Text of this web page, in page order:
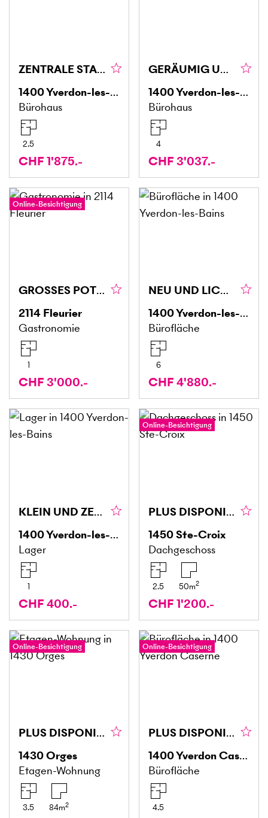
ZENTRALE STADTLAGE MIT HOHER SICHTBARKEIT
1400Yverdon-les-Bains
Bürohaus
2.5
CHF 1'875.-
GERÄUMIG UND MODERN
1400Yverdon-les-Bains
Bürohaus
4
CHF 3'037.-
Online-Besichtigung
GROSSES POTENZIAL MIT BESTANDSKUNDSCHAFT
2114 Fleurier
Gastronomie
1
CHF 3'000.-
NEU UND LICHTDURCHFLUTET
1400Yverdon-les-Bains
Bürofläche
6
CHF 4'880.-
KLEIN UND ZENTRAL
1400Yverdon-les-Bains
Lager
1
CHF 400.-
Online-Besichtigung
PLUS DISPONIBLE
1450Ste-Croix
Dachgeschoss
2.5 50m2
CHF 1'200.-
Online-Besichtigung
PLUS DISPONIBLE
1430Orges
Etagen-Wohnung
3.5 84m2
Online-Besichtigung
PLUS DISPONIBLE
1400Yverdon Caserne
Bürofläche
4.5